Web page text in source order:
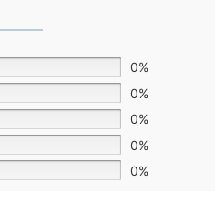
0%
0%
0%
0%
0%